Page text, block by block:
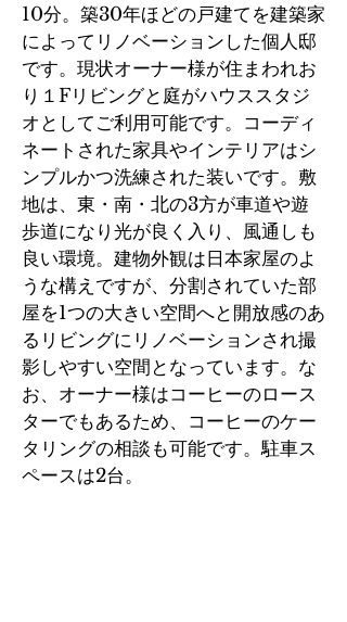
10分。築30年ほどの戸建てを建築家
によってリノベーションした個人邸
です。現状オーナー様が住まわれお
り１Fリビングと庭がハウススタジ
オとしてご利用可能です。コーディ
ネートされた家具やインテリアはシ
ンプルかつ洗練された装いです。敷
地は、東・南・北の3方が車道や遊
歩道になり光が良く入り、風通しも
良い環境。建物外観は日本家屋のよ
うな構えですが、分割されていた部
屋を1つの大きい空間へと開放感のあ
るリビングにリノベーションされ撮
影しやすい空間となっています。な
お、オーナー様はコーヒーのロース
ターでもあるため、コーヒーのケー
タリングの相談も可能です。駐車ス
ペースは2台。